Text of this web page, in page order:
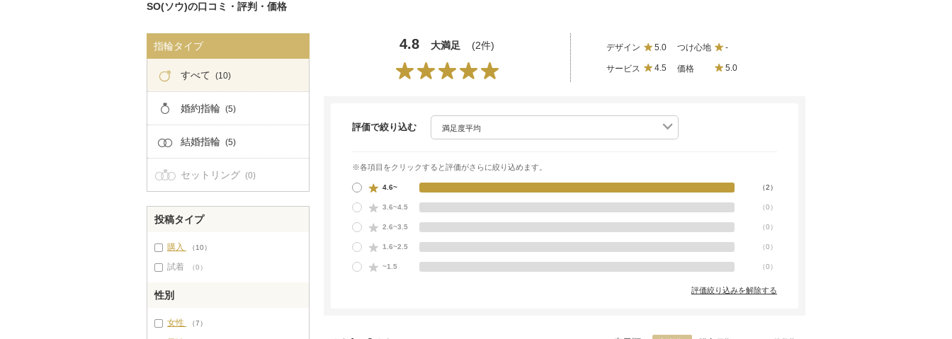
SO(ソウ)の口コミ・評判・価格
4.8 大満足 (2件) デザイン 5.0 つけ心地 -
サービス 4.5 価格 5.0
評価で絞り込む
※各項目をクリックすると評価がさらに絞り込めます。
4.6~ （2）
3.6~4.5 （0 ）
2.6~3.5 （0 ）
1.6~2.5 （0 ）
~1.5 （0 ）
評価絞り込みを解除する
指輪タイプ
すべて (10)
婚約指輪 (5)
結婚指輪 (5)
セットリング (0)
投稿タイプ
購入 （10）
試着 （0）
性別
女性 （7）